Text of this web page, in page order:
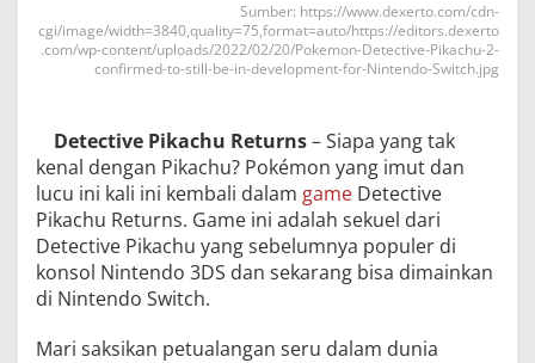
Sumber: https://www.dexerto.com/cdn-
cgi/image/width=3840,quality=75,format=auto/https://editors.dexerto
.com/wp-content/uploads/2022/02/20/Pokemon-Detective-Pikachu-2-
confirmed-to-still-be-in-development-for-Nintendo-Switch.jpg
Detective Pikachu Returns– Siapa yang tak
kenal dengan Pikachu? Pokémon yang imut dan
lucu ini kali ini kembali dalam game Detective
Pikachu Returns. Game ini adalah sekuel dari
Detective Pikachu yang sebelumnya populer di
konsol Nintendo 3DS dan sekarang bisa dimainkan
di Nintendo Switch.
Mari saksikan petualangan seru dalam dunia